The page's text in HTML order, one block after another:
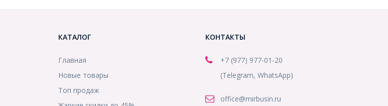
КАТАЛОГ
Главная
Новые товары
Топ продаж
КОНТАКТЫ
+7 (977) 977-01-20
(Telegram, WhatsApp)
office@mirbusin.ru